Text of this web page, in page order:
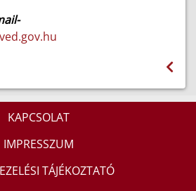
KAPCSOLAT
IMPRESSZUM
TÁJÉKOZTATÓ